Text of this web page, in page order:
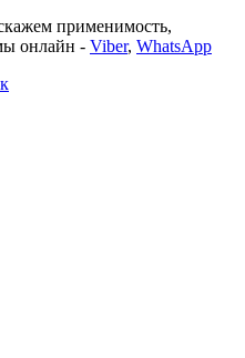
применимость,
онлайн - Viber, WhatsApp